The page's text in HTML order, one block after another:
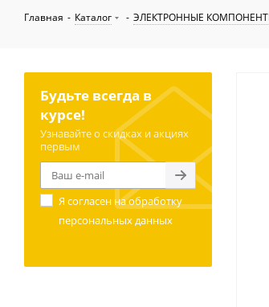
Главная - Каталог - ЭЛЕКТРОННЫЕ
Будьте всегда в
курсе!
Узнавайте о скидках и акциях
первым
Я согласен наобработку
персональных данных